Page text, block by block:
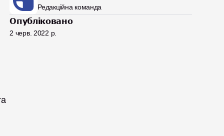
Редакційна команда
Опубліковано
2 черв. 2022 р.